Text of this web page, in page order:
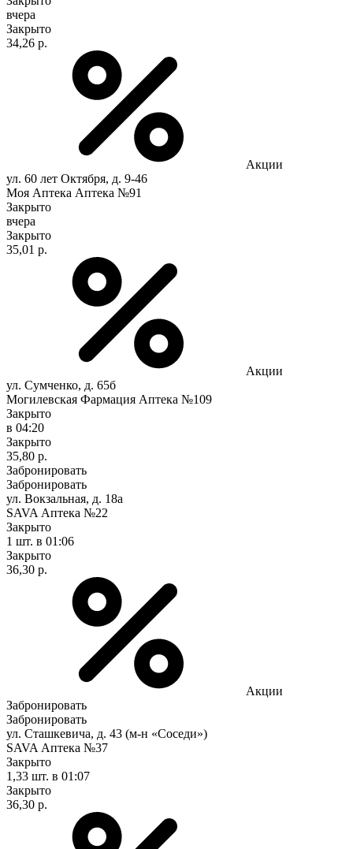
вчера
Закрыто
34,26 р.
Акции
ул. 60 лет Октября, д. 9-46
Моя Аптека Аптека №91
Закрыто
вчера
Закрыто
35,01 р.
Акции
ул. Сумченко, д. 65б
Могилевская Фармация Аптека №109
Закрыто
в 04:20
Закрыто
35,80 р.
Забронировать
Забронировать
ул. Вокзальная, д. 18а
SAVA Аптека №22
Закрыто
1 шт. в 01:06
Закрыто
36,30 р.
Акции
Забронировать
Забронировать
ул. Сташкевича, д. 43 (м-н «Соседи»)
SAVA Аптека №37
Закрыто
1,33 шт. в 01:07
Закрыто
36,30 р.